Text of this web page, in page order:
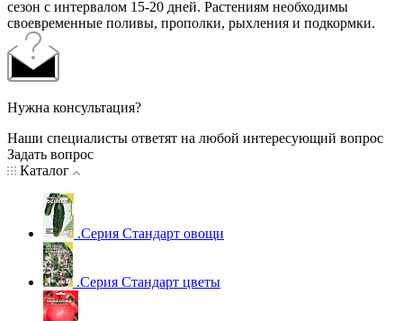
сезон с интервалом 15-20 дней. Растениям необходимы
своевременные поливы, прополки, рыхления и подкормки.
Нужна консультация?
Наши специалисты ответят на любой интересующий вопрос
Задать вопрос
Каталог
.Серия Стандарт овощи
.Серия Стандарт цветы